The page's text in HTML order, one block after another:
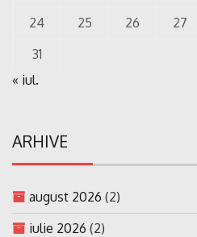
24
25 26 27
31
« iul.
ARHIVE
august 2026 (2)
iulie 2026 (2)